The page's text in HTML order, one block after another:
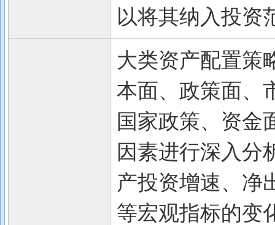
以将其纳入投资
大类资产配置策
本面、政策面、
国家政策、资金
因素进行深入分
产投资增速、净
等宏观指标的变